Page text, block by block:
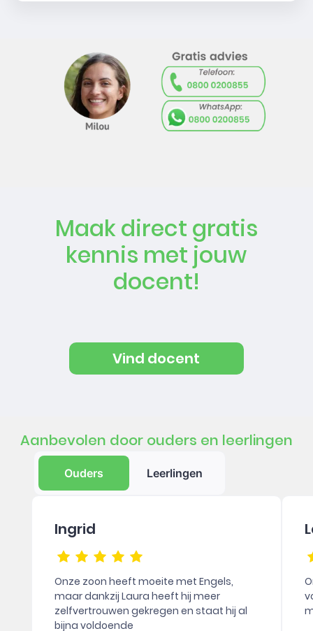
Maak direct gratis
kennis met jouw
docent!
Vind docent
Aanbevolen door ouders en leerlingen
Ouders Leerlingen
Ingrid
Onze zoon heeft moeite met Engels,
maar dankzij Laura heeft hij meer
zelfvertrouwen gekregen en staat hij al
bijna voldoende